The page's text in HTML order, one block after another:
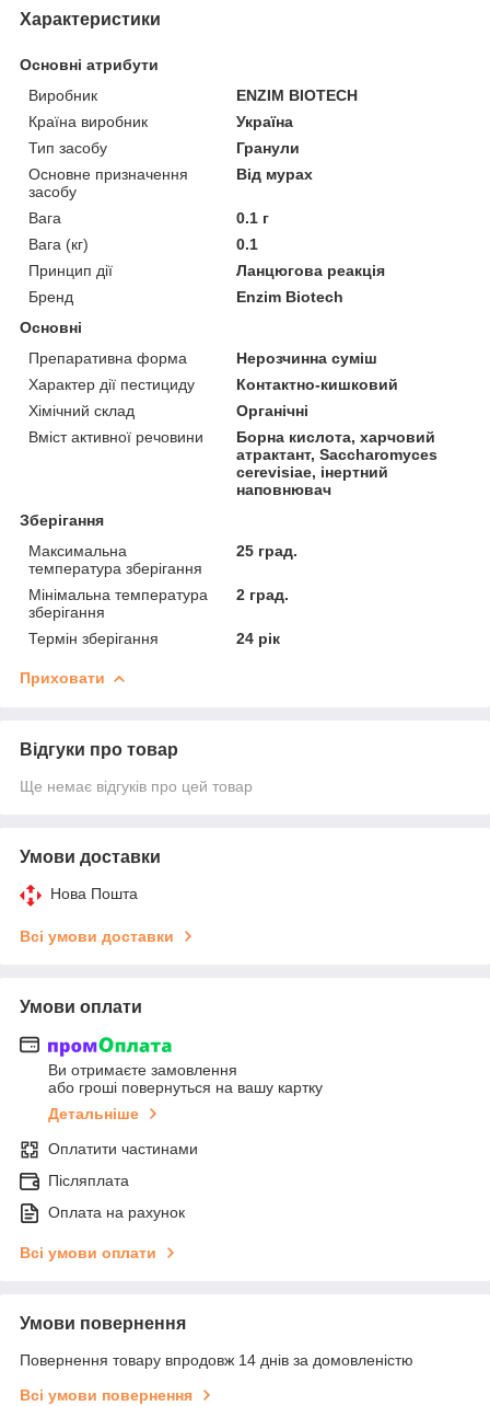
Характеристики
Основні атрибути
Виробник
ENZIM BIOTECH
Країна виробник
Україна
Тип засобу
Гранули
Основне призначення
засобу
Від мурах
Вага
0.1 г
Вага (кг)
0.1
Принцип дії
Ланцюгова реакція
Бренд
Enzim Biotech
Основні
Препаративна форма
Нерозчинна суміш
Характер дії пестициду
Контактно-кишковий
Хімічний склад
Органічні
Вміст активної речовини
Борна кислота, харчовий
атрактант, Saccharomyces
cerevisiae, інертний
наповнювач
Зберігання
Максимальна
температура зберігання
25 град.
Мінімальна температура
зберігання
2 град.
Термін зберігання 24 рік
Приховати
Відгуки про товар
Ще немає відгуків про цей товар
Умови доставки
Нова Пошта
Всі умови доставки
Умови оплати
Ви отримаєте замовлення
або гроші повернуться на вашу картку
Детальніше
Оплатити частинами
Післяплата
Оплата на рахунок
Всі умови оплати
Умови повернення
Повернення товару впродовж 14 днів за домовленістю
Всі умови повернення